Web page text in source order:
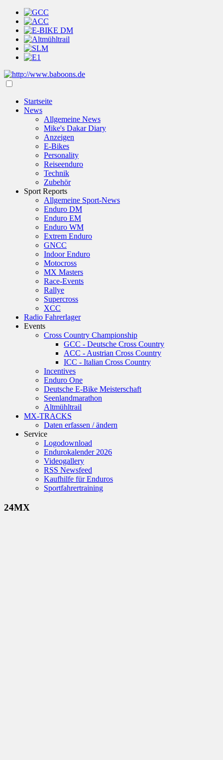
Startseite
News
Allgemeine News
Mike's Dakar Diary
Anzeigen
E-Bikes
Personality
Reiseenduro
Technik
Zubehör
Sport Reports
Allgemeine Sport-News
Enduro DM
Enduro EM
Enduro WM
Extrem Enduro
GNCC
Indoor Enduro
Motocross
MX Masters
Race-Events
Rallye
Supercross
XCC
Radio Fahrerlager
Events
Cross Country Championship
GCC - Deutsche Cross Country
ACC - Austrian Cross Country
ICC - Italian Cross Country
Incentives
Enduro One
Deutsche E-Bike Meisterschaft
Seenlandmarathon
Altmühltrail
MX-TRACKS
Daten erfassen / ändern
Service
Logodownload
Endurokalender 2026
Videogallery
RSS Newsfeed
Kaufhilfe für Enduros
Sportfahrertraining
24MX